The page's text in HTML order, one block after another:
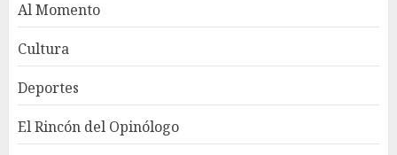
Al Momento
Cultura
Deportes
El Rincón del Opinólogo